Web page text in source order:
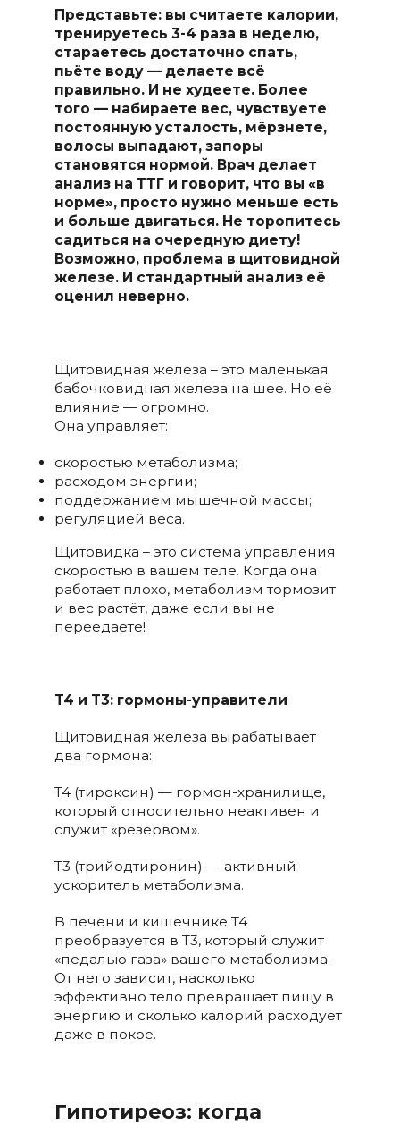
Представьте: вы считаете калории,
тренируетесь 3-4 раза в неделю,
стараетесь достаточно спать,
пьёте воду — делаете всё
правильно. И не худеете. Более
того — набираете вес, чувствуете
постоянную усталость, мёрзнете,
волосы выпадают, запоры
становятся нормой. Врач делает
анализ на ТТГ и говорит, что вы «в
норме», просто нужно меньше есть
и больше двигаться. Не торопитесь
садиться на очередную диету!
Возможно, проблема в щитовидной
железе. И стандартный анализ её
оценил неверно.
Щитовидная железа – это маленькая
бабочковидная железа на шее. Но её
влияние — огромно.
Она управляет:
скоростью метаболизма;
расходом энергии;
поддержанием мышечной массы;
регуляцией веса.
Щитовидка – это система управления
скоростью в вашем теле. Когда она
работает плохо, метаболизм тормозит
и вес растёт, даже если вы не
переедаете!
T4 и T3: гормоны-управители
Щитовидная железа вырабатывает
два гормона:
T4 (тироксин) — гормон-хранилище,
который относительно неактивен и
служит «резервом».
T3 (трийодтиронин) — активный
ускоритель метаболизма.
В печени и кишечнике T4
преобразуется в T3, который служит
«педалью газа» вашего метаболизма.
От него зависит, насколько
эффективно тело превращает пищу в
энергию и сколько калорий расходует
даже в покое.
Гипотиреоз: когда